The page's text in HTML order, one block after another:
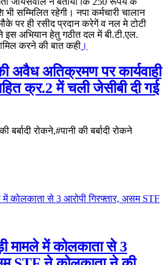
सम्मिलित रहेगी। नपा कर्मचारी चालान
पर ही रसीद प्रदान करेगें व नल मे टोटी
इस अभियान हेतु गठीत दल में बी.टी.एल.
करने की बात कही ।
अवैध अतिक्रमण पर कार्यवाही
क्र.2 में चली जेसीबी दी गई
बर्बादी रोकने,#पानी की बर्बादी रोकने
मामले में कोलकाता से 3